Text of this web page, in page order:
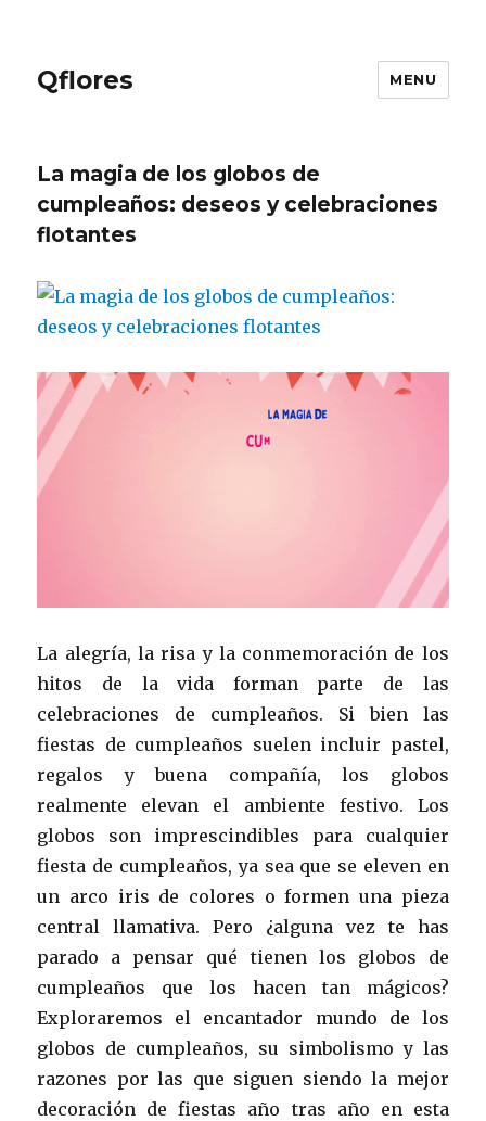
Qflores MENU
La magia de los globos de
cumpleaños: deseos y celebraciones
flotantes
La alegría, la risa y la conmemoración de los
hitos de la vida forman parte de las
celebraciones de cumpleaños. Si bien las
fiestas de cumpleaños suelen incluir pastel,
regalos y buena compañía, los globos
realmente elevan el ambiente festivo. Los
globos son imprescindibles para cualquier
fiesta de cumpleaños, ya sea que se eleven en
un arco iris de colores o formen una pieza
central llamativa. Pero ¿alguna vez te has
parado a pensar qué tienen los globos de
cumpleaños que los hacen tan mágicos?
Exploraremos el encantador mundo de los
globos de cumpleaños, su simbolismo y las
razones por las que siguen siendo la mejor
decoración de fiestas año tras año en esta